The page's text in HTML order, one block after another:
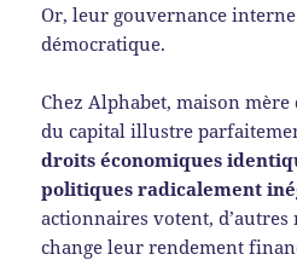
Or, leur gouvernance
démocratique.
Chez Alphabet, maison
du capital illustre
droits économiques
politiques radicalement
actionnaires votent,
change leur rendement